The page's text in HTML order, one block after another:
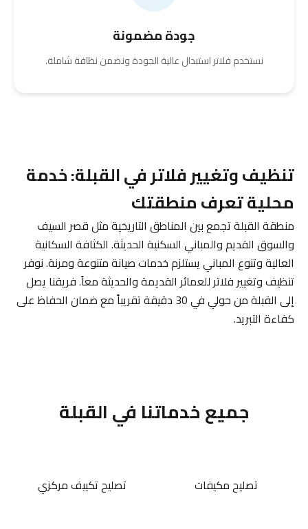
جودة مضمونة
نستخدم فلاتر استبدال عالية الجودة ونضمن نظافة شاملة.
تنظيف وتغيير فلاتر في القبلة: خدمة
محلية تعرف منطقتك
منطقة القبلة تجمع بين المناطق التاريخية مثل قصر السيف
والسوق القديم والمباني السكنية الحديثة. الكثافة السكانية
العالية وتنوع المباني يستلزم خدمات صيانة متنوعة ومرنة. نوفر
تنظيف وتغيير فلاتر للعمائر القديمة والحديثة معاً. فريقنا يصل
إلى القبلة من حولي في 30 دقيقة تقريباً مع ضمان الحفاظ على
كفاءة التبريد.
جميع خدماتنا في القبلة
تصليح مكيفات تصليح تكييف مركزي